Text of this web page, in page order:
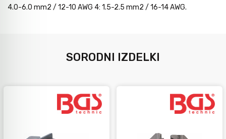
4.0-6.0 mm2 / 12-10 AWG 4: 1.5-2.5 mm2 / 16-14 AWG.
SORODNI IZDELKI